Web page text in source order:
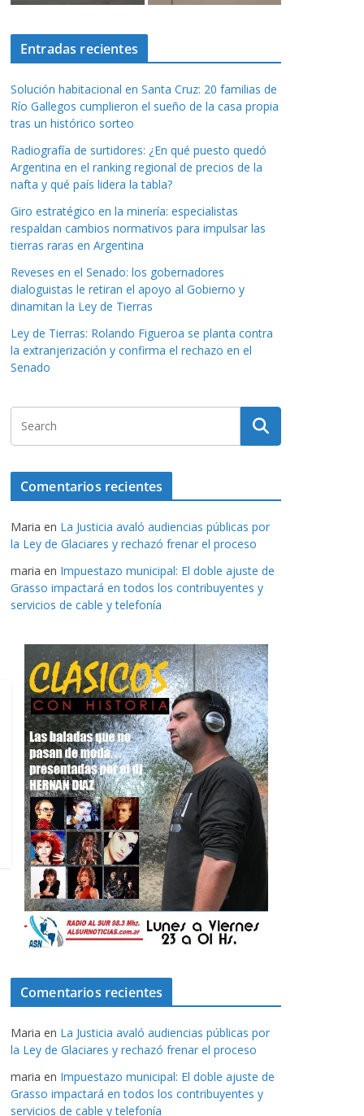
Entradas recientes
Solución habitacional en Santa Cruz: 20 familias de
Río Gallegos cumplieron el sueño de la casa propia
tras un histórico sorteo
Radiografía de surtidores: ¿En qué puesto quedó
Argentina en el ranking regional de precios de la
nafta y qué país lidera la tabla?
Giro estratégico en la minería: especialistas
respaldan cambios normativos para impulsar las
tierras raras en Argentina
Reveses en el Senado: los gobernadores
dialoguistas le retiran el apoyo al Gobierno y
dinamitan la Ley de Tierras
Ley de Tierras: Rolando Figueroa se planta contra
la extranjerización y confirma el rechazo en el
Senado
Comentarios recientes
Maria en La Justicia avaló audiencias públicas por
la Ley de Glaciares y rechazó frenar el proceso
maria en Impuestazo municipal: El doble ajuste de
Grasso impactará en todos los contribuyentes y
servicios de cable y telefonía
Comentarios recientes
Maria en La Justicia avaló audiencias públicas por
la Ley de Glaciares y rechazó frenar el proceso
maria en Impuestazo municipal: El doble ajuste de
Grasso impactará en todos los contribuyentes y
servicios de cable y telefonía